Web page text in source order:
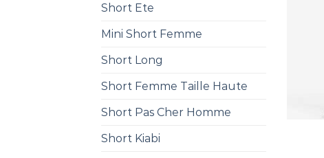
Short Ete
Mini Short Femme
Short Long
Short Femme Taille Haute
Short Pas Cher Homme
Short Kiabi